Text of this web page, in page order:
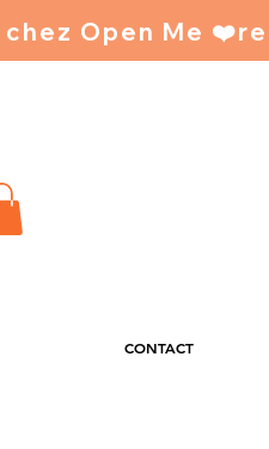
CONTACT